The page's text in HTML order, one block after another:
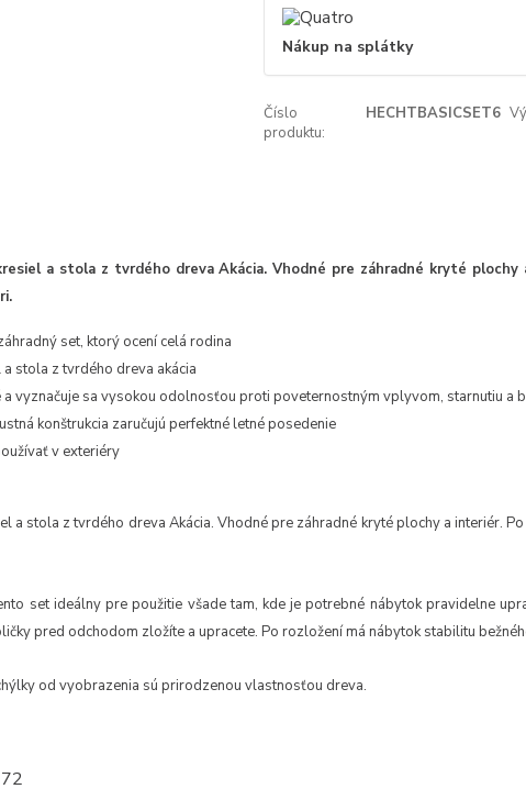
Nákup na splátky
Číslo
produktu:
HECHTBASICSET6
a stola z tvrdého dreva Akácia. Vhodné pre záhradné kryté
set, ktorý ocení celá rodina
stola z tvrdého dreva akácia
vyznačuje sa vysokou odolnosťou proti poveternostným vplyvom, starnutiu a
konštrukcia zaručujú perfektné letné posedenie
v exteriéry
a stola z tvrdého dreva Akácia. Vhodné pre záhradné kryté plochy a interiér.
set ideálny pre použitie všade tam, kde je potrebné nábytok pravidelne
pred odchodom zložíte a upracete. Po rozložení má nábytok stabilitu
od vyobrazenia sú prirodzenou vlastnosťou dreva.